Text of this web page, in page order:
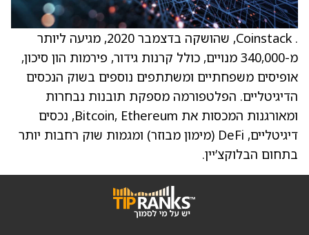
. Coinstack, שהושקה בדצמבר 2020, מגיעה ליותר
מ-340,000 מנויים, כולל קרנות גידור, פירמות הון סיכון,
אופיסים משפחתיים ומשתתפים נוספים בשוק הנכסים
הדיגיטליים. הפלטפורמה מספקת תובנות נבחרות
ומאורגנות המכסות את Bitcoin, Ethereum, נכסים
דיגיטליים, DeFi (מימון מבוזר) ומגמות שוק רחבות יותר
בתחום הבלוקצ’יין.